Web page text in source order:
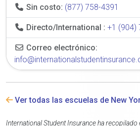
Sin costo: (877) 758-4391
Directo/International : +1 (904)
Correo electrónico:
Ver todas las escuelas de New
International Student Insurance ha